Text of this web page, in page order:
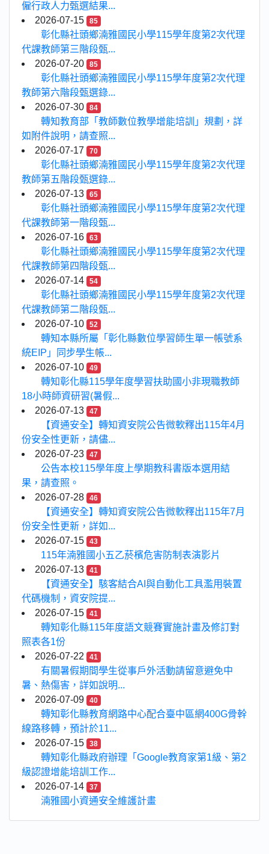
僱行政人力甄選結果...
2026-07-15
85
彰化縣社頭鄉湳雅國民小學115學年度第2次代理
代課教師第三階段甄...
2026-07-20
85
彰化縣社頭鄉湳雅國民小學115學年度第2次代理
教師第六階段甄選錄...
2026-07-30
84
轉知教育部「教師數位教學增能培訓」規劃，詳
如附件說明，請查照...
2026-07-17
70
彰化縣社頭鄉湳雅國民小學115學年度第2次代理
教師第五階段甄選錄...
2026-07-13
65
彰化縣社頭鄉湳雅國民小學115學年度第2次代理
代課教師第一階段甄...
2026-07-16
63
彰化縣社頭鄉湳雅國民小學115學年度第2次代理
代課教師第四階段甄...
2026-07-14
54
彰化縣社頭鄉湳雅國民小學115學年度第2次代理
代課教師第二階段甄...
2026-07-10
52
轉知本縣所屬「彰化縣數位學習師生單一帳號系
統EIP」同步學生帳...
2026-07-10
49
轉知彰化縣115學年度學習扶助國小非現職教師
18小時師資研習(暑假...
2026-07-13
47
【資通安全】轉知資安院公告微軟釋出115年4月
份安全性更新，請儘...
2026-07-23
47
公告本校115學年度上學期教科書版本選用結
果，請查照。
2026-07-28
46
【資通安全】轉知資安院公告微軟釋出115年7月
份安全性更新，詳如...
2026-07-15
43
115年湳雅國小五乙菸檳危害防制表演影片
2026-07-13
41
【資通安全】駭客結合AI與自動化工具濫用裝置
代碼機制，資安院提...
2026-07-15
41
轉知彰化縣115年度語文競賽實施計畫及修訂對
照表各1份
2026-07-22
41
有關暑假期間學生從事戶外活動請留意避免中
暑、熱傷害，詳如說明...
2026-07-09
40
轉知彰化縣教育網路中心配合臺中區網400G骨幹
線路移轉，預計於11...
2026-07-15
38
轉知彰化縣政府辦理「Google教育家第1級、第2
級認證增能培訓工作...
2026-07-14
37
湳雅國小資通安全維護計畫